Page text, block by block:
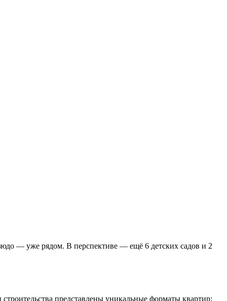
— уже рядом. В перспективе — ещё 6 детских садов и 2
представлены уникальные форматы квартир: